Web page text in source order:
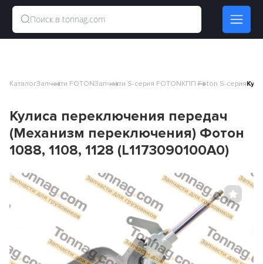
КаталогЗапчасти FOTONЗапчасти S-серия FOTONКПП Foton S-серия
Кулиса переключения передач
(Механизм переключения) Фотон
1088, 1108, 1128 (L1173090100A0)